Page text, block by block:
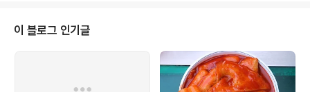
이 블로그 인기글